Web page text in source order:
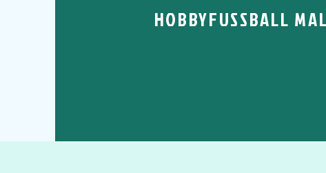
HOBBYFUSSBALL